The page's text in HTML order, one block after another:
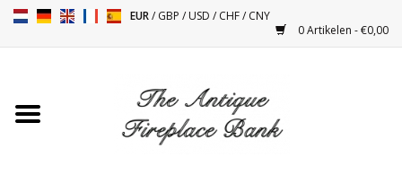
EUR/GBP /USD /CHF/CNY
0 Artikelen - €0,00